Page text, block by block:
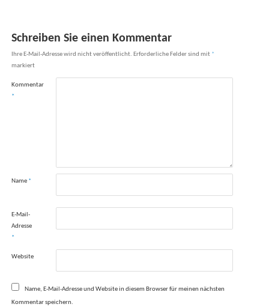
Schreiben Sie einen Kommentar
Ihre E-Mail-Adresse wird nicht veröffentlicht. Erforderliche Felder sind mit *
markiert
Kommentar
*
Name *
E-Mail-
Adresse
*
Website
Name, E-Mail-Adresse und Website in diesem Browser für meinen nächsten
Kommentar speichern.